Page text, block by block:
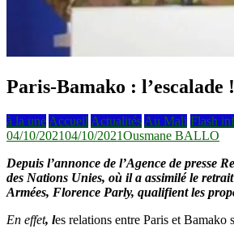
Paris-Bamako : l’escalade !
à la une Accueil Actualités Au Mali Flash
04/10/202104/10/2021Ousmane BALLO
Depuis l’annonce de l’Agence de presse
des Nations Unies, où il a assimilé le
Armées, Florence Parly, qualifient les
En effet, les relations entre Paris et Bamako